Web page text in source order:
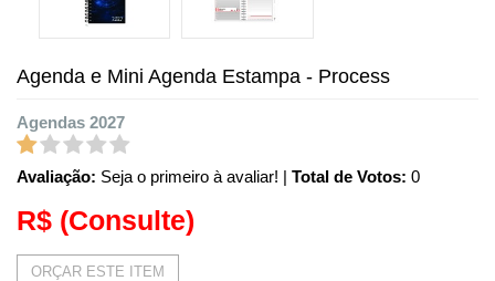
Agenda e Mini Agenda Estampa - Process
Agendas 2027
Avaliação: Seja o primeiro à avaliar! | Total de Votos: 0
R$ (Consulte)
ORÇAR ESTE ITEM